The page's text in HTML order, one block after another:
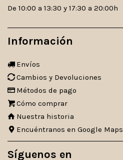
De 10:00 a 13:30 y 17:30 a 20:00h
Información
Envíos
Cambios y Devoluciones
Métodos de pago
Cómo comprar
Nuestra historia
Encuéntranos en Google Maps
Síguenos en